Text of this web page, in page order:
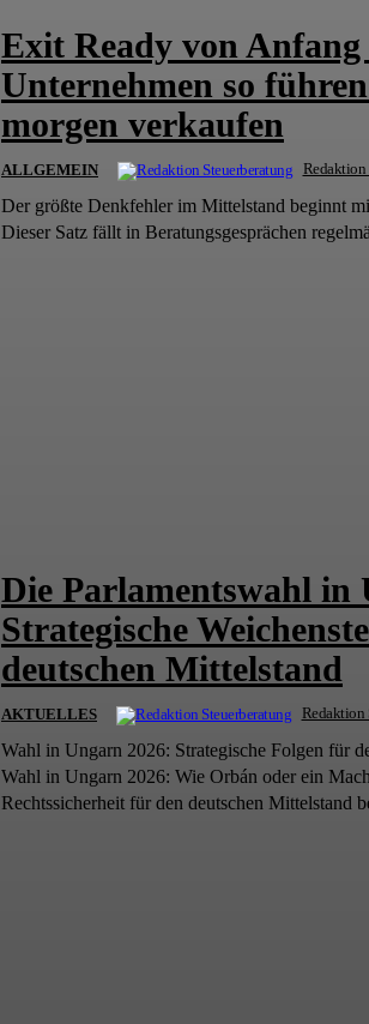
Exit Ready von
Unternehmen so
morgen verkaufen
ALLGEMEIN Redaktion
Der größte Denkfehler im Mittelstand beginnt mit einem Satz „Verkaufen will
Dieser Satz fällt in Beratungsgesprächen
Die Parlamentswahl in
Strategische
deutschen Mittelstand
AKTUELLES Redaktion
Wahl in Ungarn 2026: Strategische Folgen für
Wahl in Ungarn 2026: Wie Orbán oder ein
Rechtssicherheit für den deutschen Mittelstand